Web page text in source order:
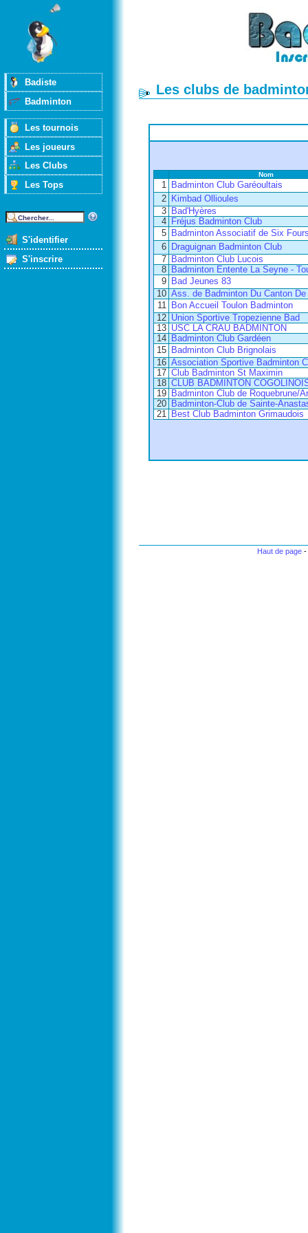
Badiste
Badminton
Les tournois
Les joueurs
Les Clubs
Les Tops
S'identifier
S'inscrire
Les clubs de
Nom
1
Badminton Club Garéoultais
2
Kimbad Ollioules
3
Bad'Hyères
4
Fréjus Badminton Club
5
Badminton Associatif de Six
6
Draguignan Badminton Club
7
Badminton Club Lucois
8
Badminton Entente La Seyne -
9
Bad Jeunes 83
10 Ass. de Badminton Du Canton
11
Bon Accueil Toulon Badminton
12 Union Sportive Tropezienne Bad
13 USC LA CRAU BADMINTON
14
Badminton Club Gardéen
15
Badminton Club Brignolais
16 Association Sportive Badminton
17 Club Badminton St Maximin
18 CLUB BADMINTON
19
Badminton Club de Roquebrune/
20
Badminton-Club de Sainte-
21
Best Club Badminton Grimaudois
Haut de page